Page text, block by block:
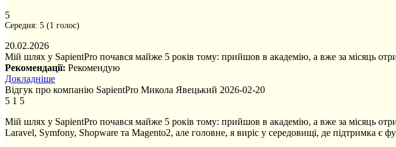
5
Середня: 5 (1 голос)
20.02.2026
Мій шлях у SapientPro почався майже 5 років тому: прийшов в академію, а вже за місяць
Рекомендації: Рекомендую
Докладніше
Відгук про компанію SapientPro Микола Явецький 2026-02-20
5 1 5
Мій шлях у SapientPro почався майже 5 років тому: прийшов в академію, а вже за місяць
Laravel, Symfony, Shopware та Magento2, але головне, я виріс у середовищі, де підтримка є